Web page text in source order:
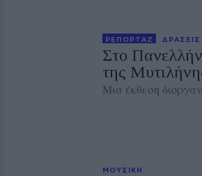
ΡΕΠΟΡΤΑΖ ΔΡΑΣΕΙΣ
Στο
της
Μια έκθεση
ΜΟΥΣΙΚΗ